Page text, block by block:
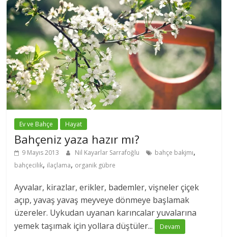
Ev ve Bahçe Hayat
Bahçeniz yaza hazır mı?
9 Mayıs 2013 Nil Kayarlar Sarrafoğlu bahçe bakjmı,
bahçecilik, ilaçlama, organik gübre
Ayvalar, kirazlar, erikler, bademler, vişneler çiçek
açıp, yavaş yavaş meyveye dönmeye başlamak
üzereler. Uykudan uyanan karıncalar yuvalarına
yemek taşımak için yollara düştüler...
Devam